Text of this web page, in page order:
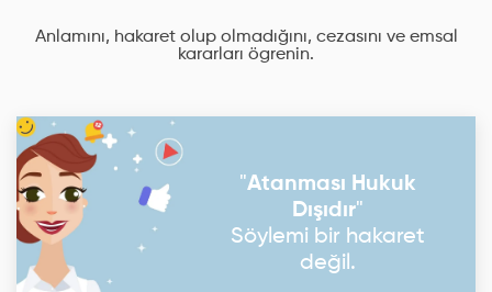
Anlamını, hakaret olup olmadığını, cezasını ve emsal
kararları ögrenin.
"Atanması Hukuk
Dışıdır"
Söylemi bir hakaret
değil.